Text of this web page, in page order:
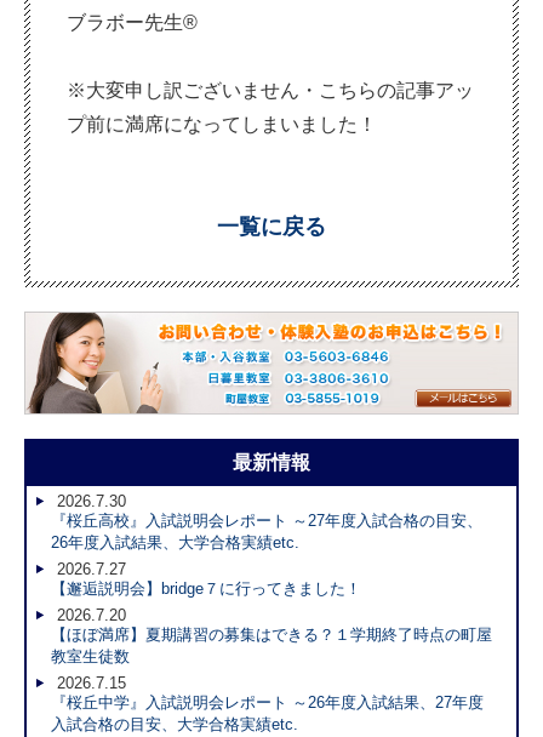
ブラボー先生®
※大変申し訳ございません・こちらの記事アッ
プ前に満席になってしまいました！
一覧に戻る
最新情報
2026.7.30
『桜丘高校』入試説明会レポート ～27年度入試合格の目安、
26年度入試結果、大学合格実績etc.
2026.7.27
【邂逅説明会】bridge７に行ってきました！
2026.7.20
【ほぼ満席】夏期講習の募集はできる？１学期終了時点の町屋
教室生徒数
2026.7.15
『桜丘中学』入試説明会レポート ～26年度入試結果、27年度
入試合格の目安、大学合格実績etc.